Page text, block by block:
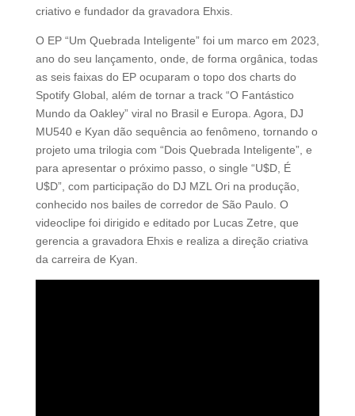
criativo e fundador da gravadora Ehxis.
O EP “Um Quebrada Inteligente” foi um marco em 2023,
ano do seu lançamento, onde, de forma orgânica, todas
as seis faixas do EP ocuparam o topo dos charts do
Spotify Global, além de tornar a track “O Fantástico
Mundo da Oakley” viral no Brasil e Europa. Agora, DJ
MU540 e Kyan dão sequência ao fenômeno, tornando o
projeto uma trilogia com “Dois Quebrada Inteligente”, e
para apresentar o próximo passo, o single “U$D, É
U$D”, com participação do DJ MZL Ori na produção,
conhecido nos bailes de corredor de São Paulo. O
videoclipe foi dirigido e editado por Lucas Zetre, que
gerencia a gravadora Ehxis e realiza a direção criativa
da carreira de Kyan.